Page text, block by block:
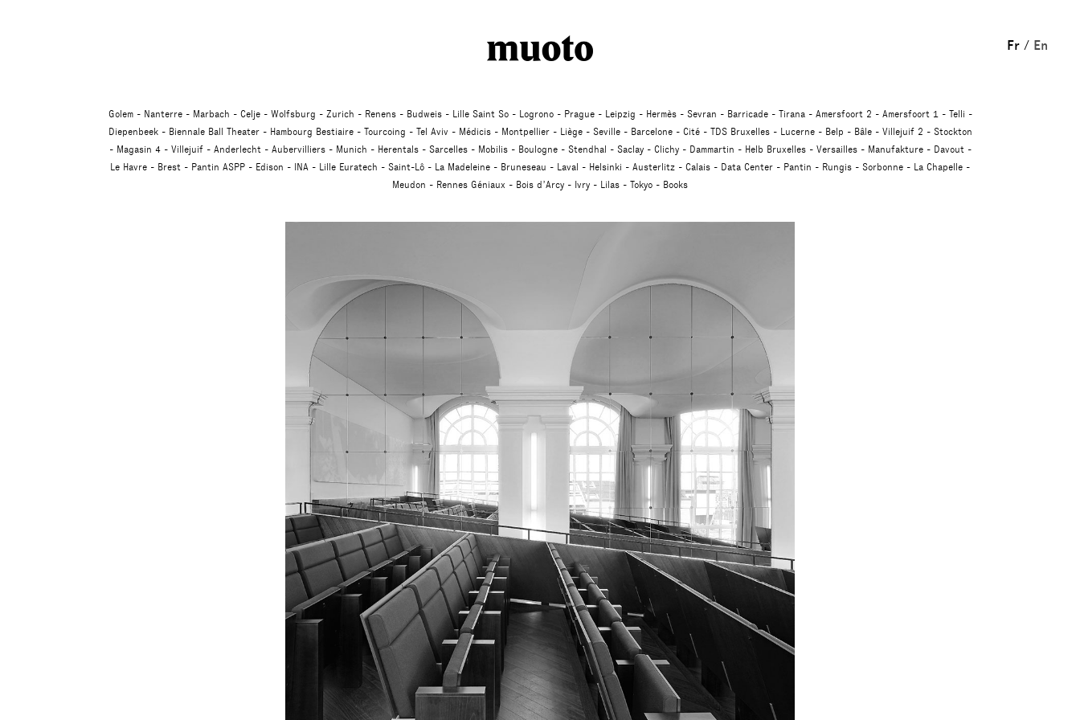
Studio Fr En
Golem Nanterre Marbach Celje Wolfsburg Zurich Renens Budweis Lille Saint So Logrono Prague Leipzig Hermès Sevran Barricade Tirana Amersfoort 2 Amersfoort 1
Telli
Diepenbeek
Biennale Ball Theater Hambourg Bestiaire Tourcoing Tel Aviv Médicis Montpellier Liège Seville Barcelone Cité TDS Bruxelles Lucerne Belp Bâle Villejuif 2
Stockton
Magasin 4
Villejuif Anderlecht Aubervilliers Munich Herentals Sarcelles Mobilis Boulogne Stendhal Saclay Clichy Dammartin Helb Bruxelles Versailles Manufakture
Davout
Le Havre
Brest Pantin ASPP Edison INA Lille Euratech Saint-Lô La Madeleine Bruneseau Laval Helsinki Austerlitz Calais Data Center Pantin Rungis Sorbonne
La Chapelle
Meudon
Rennes Géniaux Bois d’Arcy Ivry Lilas Tokyo Books